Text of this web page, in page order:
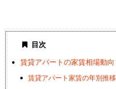
目次
賃貸アパートの家賃相場動向
賃貸アパート家賃の年別推移